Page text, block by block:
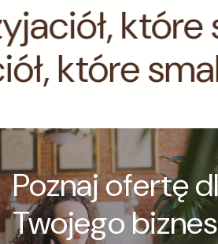
które
które
Poznaj ofertę
Twojego